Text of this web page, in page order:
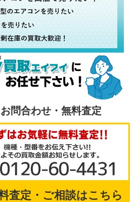
問合わせ・無料査定
査定・ご相談はこちら